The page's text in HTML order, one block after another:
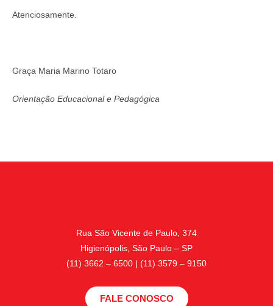
Atenciosamente.
Graça Maria Marino Totaro
Orientação Educacional e Pedagógica
Rua São Vicente de Paulo, 374
Higienópolis, São Paulo – SP
(11) 3662 – 6500 | (11) 3579 – 9150
FALE CONOSCO